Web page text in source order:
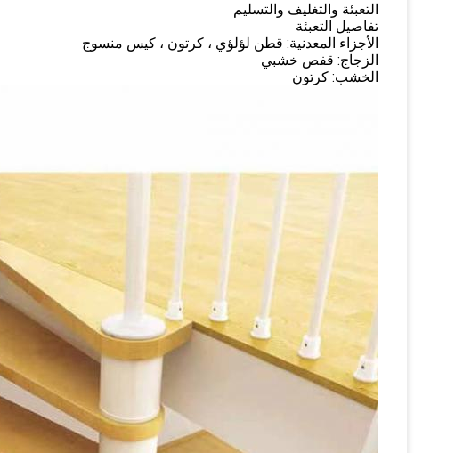
التعبئة والتغليف والتسليم
تفاصيل التعبئة
الأجزاء المعدنية: قطن لؤلؤي ، كرتون ، كيس منسوج
الزجاج: قفص خشبي
الخشب: كرتون